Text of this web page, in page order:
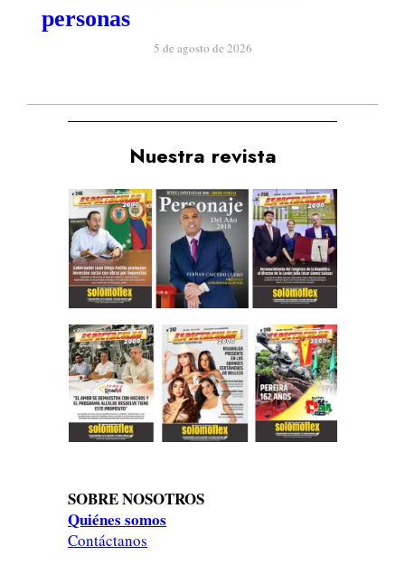
personas
5 de agosto de 2026
Nuestra revista
SOBRE NOSOTROS
Quiénes somos
Contáctanos